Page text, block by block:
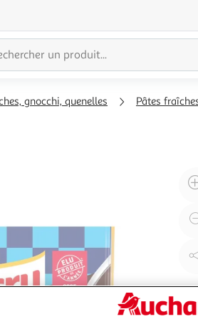
gnocchi, quenelles Pâtes